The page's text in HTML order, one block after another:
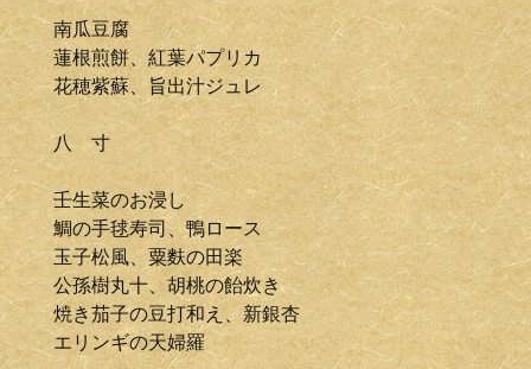
南瓜豆腐
蓮根煎餅、紅葉パプリカ
花穂紫蘇、旨出汁ジュレ
八 寸
壬生菜のお浸し
鯛の手毬寿司、鴨ロース
玉子松風、粟麩の田楽
公孫樹丸十、胡桃の飴炊き
焼き茄子の豆打和え、新銀杏
エリンギの天婦羅